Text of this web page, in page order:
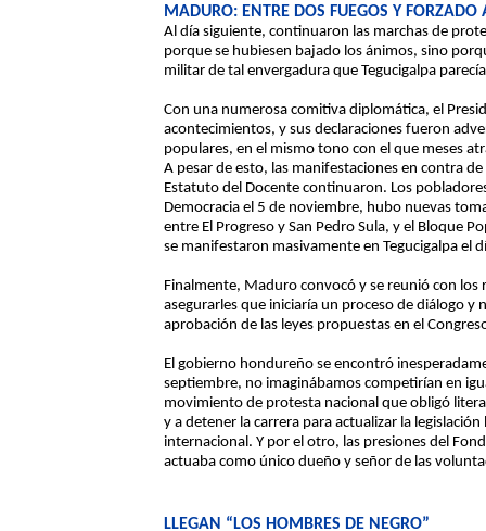
MADURO: ENTRE DOS FUEGOS Y FORZADO
Al día siguiente, continuaron las marchas de
porque se hubiesen bajado los ánimos, sino
militar de tal envergadura que Tegucigalpa
Con una numerosa comitiva diplomática, el
acontecimientos, y sus declaraciones fueron
populares, en el mismo tono con el que meses
A pesar de esto, las manifestaciones en contra
Estatuto del Docente continuaron. Los
Democracia el 5 de noviembre, hubo nuevas
entre El Progreso y San Pedro Sula, y el Bloque
se manifestaron masivamente en Tegucigalpa el
Finalmente, Maduro convocó y se reunió con
asegurarles que iniciaría un proceso de diálogo y
aprobación de las leyes propuestas en el
El gobierno hondureño se encontró
septiembre, no imaginábamos competirían en
movimiento de protesta nacional que obligó
y a detener la carrera para actualizar la
internacional. Y por el otro, las presiones del
actuaba como único dueño y señor de las
LLEGAN “LOS HOMBRES DE NEGRO”